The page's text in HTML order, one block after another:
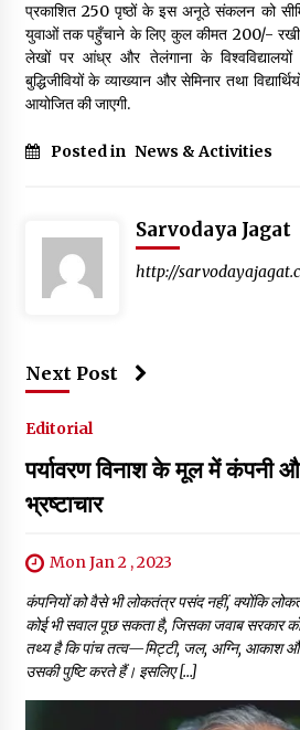
कैसे बचायें बच्चों का मन?
3 years ago
3 years ago
यह समझना ज़्यादा ज़रूरी कि किसको
प्रकाशित 250 पृष्ठों के इस अनूठे संकलन को
युवाओं तक पहुँचाने के लिए कुल कीमत 200/-
लेखों पर आंध्र और तेलंगाना के विश्वविद्यालयों
बुद्धिजीवियों के व्याख्यान और सेमिनार तथा
आयोजित की जाएगी.
Posted in News & Activities
Sarvodaya Jagat
http://
Next Post
Editorial
पर्यावरण विनाश के मूल में कंपनी
भ्रष्टाचार
Mon Jan 2 , 2023
कंपनियों को वैसे भी लोकतंत्र पसंद नहीं, क्योंकि
कोई भी सवाल पूछ सकता है, जिसका जवाब सरकार
तथ्य है कि पांच तत्व—मिट्टी, जल, अग्नि, आकाश
उसकी पुष्टि करते हैं। इसलिए […]